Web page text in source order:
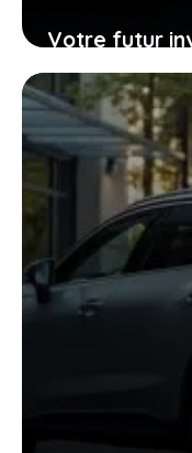
Votre futur
: pourquoi la
supercar
24 janvier 2026